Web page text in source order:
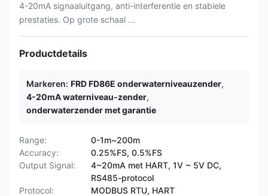
4-20mA signaaluitgang, anti-interferentie en stabiele
prestaties. Op grote schaal ...
Productdetails
Markeren: FRD FD86E onderwaterniveauzender,
4-20mA waterniveau-zender,
onderwaterzender met garantie
Range:
0-1m~200m
Accuracy:
0.25%FS, 0.5%FS
Output Signal:
4~20mA met HART, 1V ~ 5V DC,
RS485-protocol
Protocol:
MODBUS RTU, HART